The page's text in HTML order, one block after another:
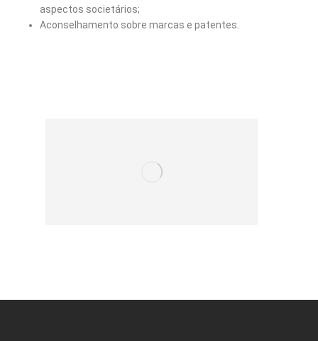
aspectos societários;
Aconselhamento sobre marcas e patentes.